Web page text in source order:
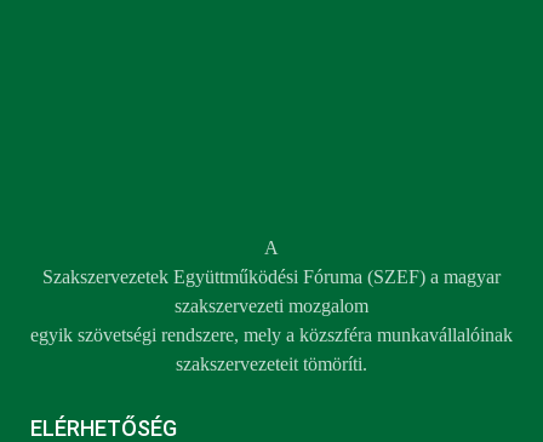
A
Szakszervezetek Együttműködési Fóruma (SZEF) a magyar
szakszervezeti mozgalom
egyik szövetségi rendszere, mely a közszféra munkavállalóinak
szakszervezeteit tömöríti.
ELÉRHETŐSÉG